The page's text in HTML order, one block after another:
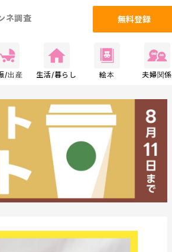
ネ調査 無料登録
/出産 生活/暮らし 絵本 夫婦関係